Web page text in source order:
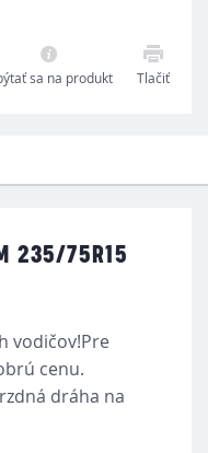
sa na produkt Tlačiť
235/75R15
vodičov!Pre
cenu.
dráha na